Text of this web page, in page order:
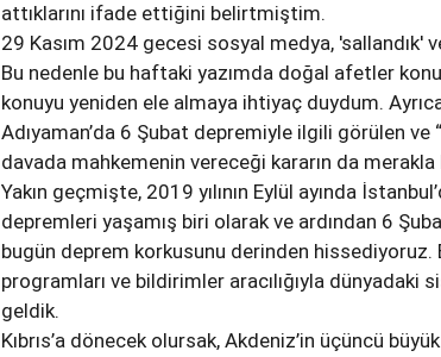
attıklarını ifade ettiğini belirtmiştim.
29 Kasım 2024 gecesi sosyal medya, 'sallandık'
Bu nedenle bu haftaki yazımda doğal afetler
konuyu yeniden ele almaya ihtiyaç duydum.
Adıyaman’da 6 Şubat depremiyle ilgili görülen ve
davada mahkemenin vereceği kararın da
Yakın geçmişte, 2019 yılının Eylül ayında
depremleri yaşamış biri olarak ve ardından 6
bugün deprem korkusunu derinden
programları ve bildirimler aracılığıyla dünyadaki
geldik.
Kıbrıs’a dönecek olursak, Akdeniz’in üçüncü